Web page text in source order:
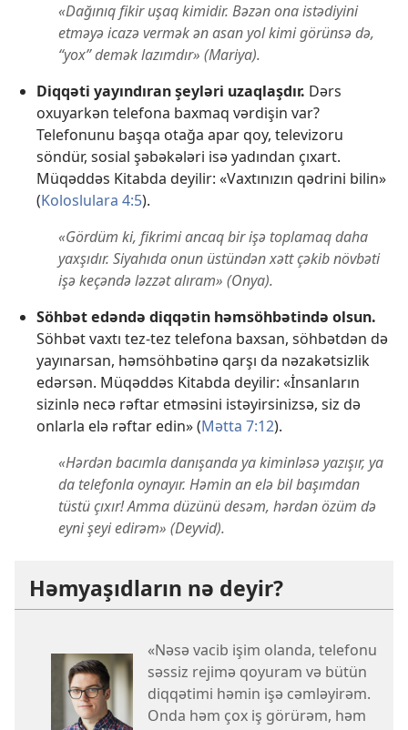
«Dağınıq fikir uşaq kimidir. Bəzən ona istədiyini
etməyə icazə vermək ən asan yol kimi görünsə də,
“yox” demək lazımdır» (Mariya).
Diqqəti yayındıran şeyləri uzaqlaşdır. Dərs
oxuyarkən telefona baxmaq vərdişin var?
Telefonunu başqa otağa apar qoy, televizoru
söndür, sosial şəbəkələri isə yadından çıxart.
Müqəddəs Kitabda deyilir: «Vaxtınızın qədrini bilin»
(Koloslulara 4:5).
«Gördüm ki, fikrimi ancaq bir işə toplamaq daha
yaxşıdır. Siyahıda onun üstündən xətt çəkib növbəti
işə keçəndə ləzzət alıram» (Onya).
Söhbət edəndə diqqətin həmsöhbətində olsun.
Söhbət vaxtı tez-tez telefona baxsan, söhbətdən də
yayınarsan, həmsöhbətinə qarşı da nəzakətsizlik
edərsən. Müqəddəs Kitabda deyilir: «İnsanların
sizinlə necə rəftar etməsini istəyirsinizsə, siz də
onlarla elə rəftar edin» (Mətta 7:12).
«Hərdən bacımla danışanda ya kiminləsə yazışır, ya
da telefonla oynayır. Həmin an elə bil başımdan
tüstü çıxır! Amma düzünü desəm, hərdən özüm də
eyni şeyi edirəm» (Deyvid).
Həmyaşıdların nə deyir?
«Nəsə vacib işim olanda, telefonu
səssiz rejimə qoyuram və bütün
diqqətimi həmin işə cəmləyirəm.
Onda həm çox iş görürəm, həm